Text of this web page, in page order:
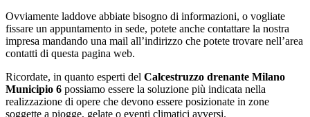
Ovviamente laddove abbiate bisogno di informazioni, o vogliate
fissare un appuntamento in sede, potete anche contattare la nostra
impresa mandando una mail all’indirizzo che potete trovare nell’area
contatti di questa pagina web.
Ricordate, in quanto esperti del Calcestruzzo drenante Milano
Municipio 6 possiamo essere la soluzione più indicata nella
realizzazione di opere che devono essere posizionate in zone
soggette a piogge, gelate o eventi climatici avversi.